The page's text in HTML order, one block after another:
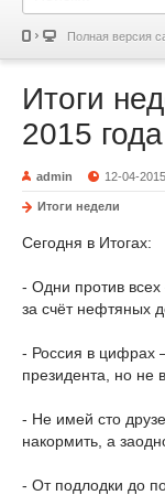
Полная версия
Итоги
2015 года
admin 12-04-
Итоги недели
Сегодня в Итогах:
- Одни против
за счёт нефтяных
- Россия в цифрах
президента, но не
- Не имей сто
накормить, а
- От подлодки до